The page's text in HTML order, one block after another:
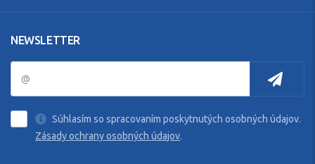
NEWSLETTER
Súhlasím so spracovaním poskytnutých osobných údajov.
Zásady ochrany osobných údajov.